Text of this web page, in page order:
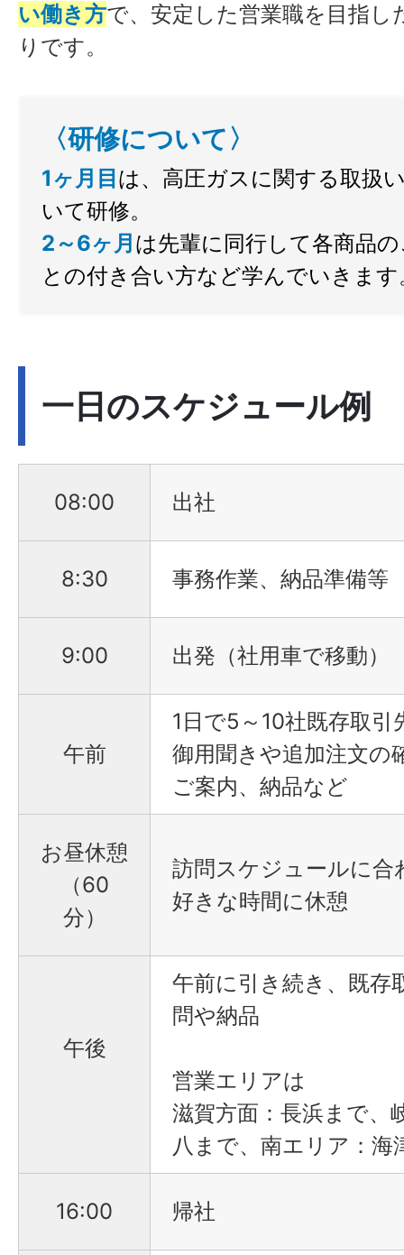
い働き方で、安定した営業職を目指し
りです。
〈研修について〉
1ヶ月目 は、高圧ガスに関する取扱
いて研修。
2～6ヶ月 は先輩に同行して各商品
との付き合い方など学んでいきます
一日のスケジュール例
08:00 出社
8:30 事務作業、納品準備等
9:00 出発（社用車で移動）
午前
1日で5～10社既存取引
御用聞きや追加注文の
ご案内、納品など
お昼休憩
（60
分）
訪問スケジュールに合
好きな時間に休憩
午後
午前に引き続き、既存
問や納品
営業エリアは
滋賀方面： 長浜まで、
八まで、 南エリア： 海
16:00 帰社